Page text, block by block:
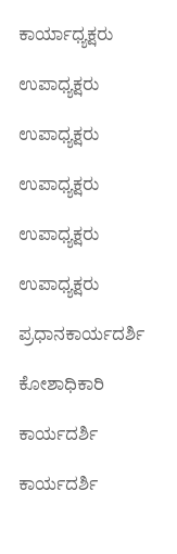
ಕಾರ್ಯಾಧ್ಯಕ್ಷರು
ಉಪಾಧ್ಯಕ್ಷರು
ಉಪಾಧ್ಯಕ್ಷರು
ಉಪಾಧ್ಯಕ್ಷರು
ಉಪಾಧ್ಯಕ್ಷರು
ಉಪಾಧ್ಯಕ್ಷರು
ಪ್ರಧಾನಕಾರ್ಯದರ್ಶಿ
ಕೋಶಾಧಿಕಾರಿ
ಕಾರ್ಯದರ್ಶಿ
ಕಾರ್ಯದರ್ಶಿ